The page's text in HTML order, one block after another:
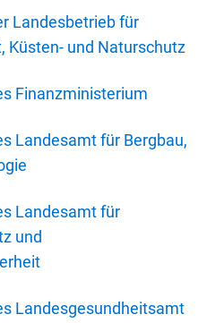
Landesbetrieb für
Küsten- und Naturschutz
Finanzministerium
Landesamt für Bergbau,
Landesamt für
und
Landesgesundheitsamt